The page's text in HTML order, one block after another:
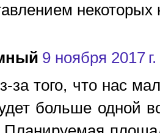
9 ноября 2017
за того, что нас
больше одной